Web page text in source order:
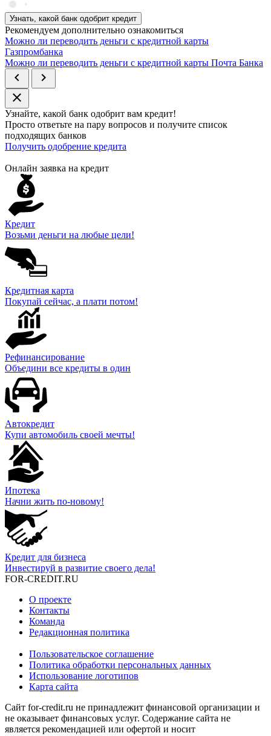
Узнать, какой банк одобрит кредит
Рекомендуем дополнительно ознакомиться
Можно ли переводить деньги с кредитной карты
Газпромбанка
Можно ли переводить деньги с кредитной карты Почта Банка
chevron_left
chevron_right
close
Узнайте, какой банк одобрит вам кредит!
Просто ответьте на пару вопросов и получите список
подходящих банков
Получить одобрение кредита
Онлайн заявка на кредит
Кредит
Возьми деньги на любые цели!
Кредитная карта
Покупай сейчас, а плати потом!
Рефинансирование
Объедини все кредиты в один
Автокредит
Купи автомобиль своей мечты!
Ипотека
Начни жить по-новому!
Кредит для бизнеса
Инвестируй в развитие своего дела!
FOR-CREDIT.RU
О проекте
Контакты
Команда
Редакционная политика
Пользовательское соглашение
Политика обработки персональных данных
Использование логотипов
Карта сайта
Сайт for-credit.ru не принадлежит финансовой организации и
не оказывает финансовых услуг. Содержание сайта не
является рекомендацией или офертой и носит